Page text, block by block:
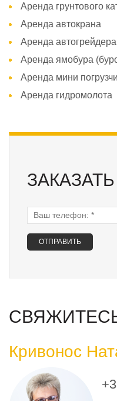
Аренда грунтового
Аренда автокрана
Аренда автогрейдера
Аренда ямобура
Аренда мини
Аренда гидромолота
Ваш телефон:
Кривонос